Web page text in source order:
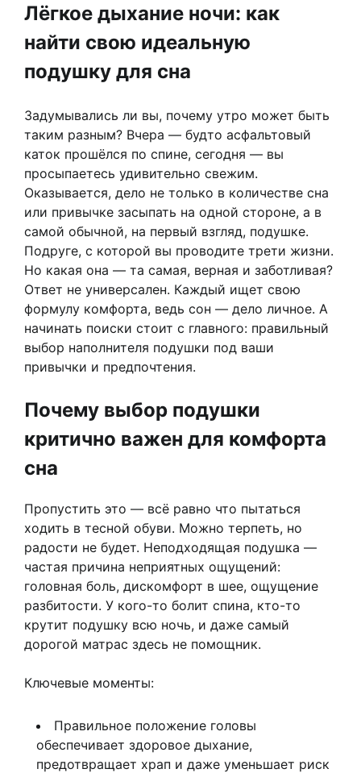
Лёгкое дыхание ночи: как
найти свою идеальную
подушку для сна
Задумывались ли вы, почему утро может быть
таким разным? Вчера — будто асфальтовый
каток прошёлся по спине, сегодня — вы
просыпаетесь удивительно свежим.
Оказывается, дело не только в количестве сна
или привычке засыпать на одной стороне, а в
самой обычной, на первый взгляд, подушке.
Подруге, с которой вы проводите трети жизни.
Но какая она — та самая, верная и заботливая?
Ответ не универсален. Каждый ищет свою
формулу комфорта, ведь сон — дело личное. А
начинать поиски стоит с главного: правильный
выбор наполнителя подушки под ваши
привычки и предпочтения.
Почему выбор подушки
критично важен для комфорта
сна
Пропустить это — всё равно что пытаться
ходить в тесной обуви. Можно терпеть, но
радости не будет. Неподходящая подушка —
частая причина неприятных ощущений:
головная боль, дискомфорт в шее, ощущение
разбитости. У кого-то болит спина, кто-то
крутит подушку всю ночь, и даже самый
дорогой матрас здесь не помощник.
Ключевые моменты:
Правильное положение головы
обеспечивает здоровое дыхание,
предотвращает храп и даже уменьшает риск